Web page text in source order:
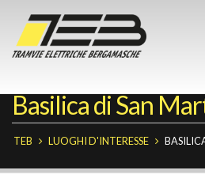
Basilica di San
TEB LUOGHI D'INTERESSE